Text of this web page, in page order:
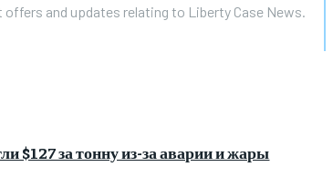
offers and updates relating to Liberty Case News.
$127 за тонну из-за аварии и жары